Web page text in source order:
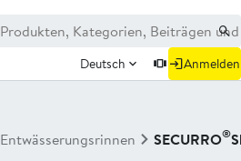
Deutsch Anmelden
Entwässerungsrinnen SECURRO®